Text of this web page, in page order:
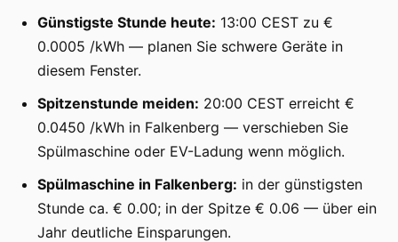
Günstigste Stunde heute: 13:00 CEST zu €
0.0005 /kWh — planen Sie schwere Geräte in
diesem Fenster.
Spitzenstunde meiden: 20:00 CEST erreicht €
0.0450 /kWh in Falkenberg — verschieben Sie
Spülmaschine oder EV-Ladung wenn möglich.
Spülmaschine in Falkenberg: in der günstigsten
Stunde ca. € 0.00; in der Spitze € 0.06 — über ein
Jahr deutliche Einsparungen.